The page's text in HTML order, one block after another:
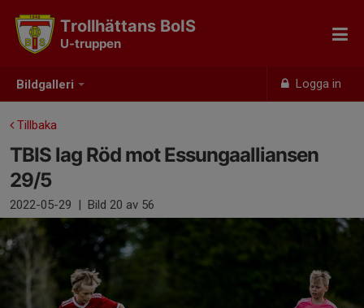
Bildgalleri Logga in
Trollhättans BoIS
U-truppen
Tillbaka
TBIS lag Röd mot Essungaalliansen
29/5
2022-05-29 | Bild 20 av 56